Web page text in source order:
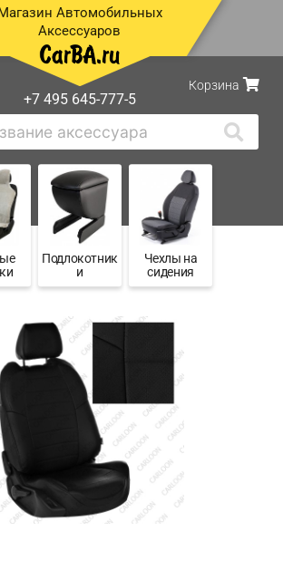
Автомобильных
Аксессуаров
+7 495 645-777-5
Корзина
Подлокотник
и
Чехлы на
сидения